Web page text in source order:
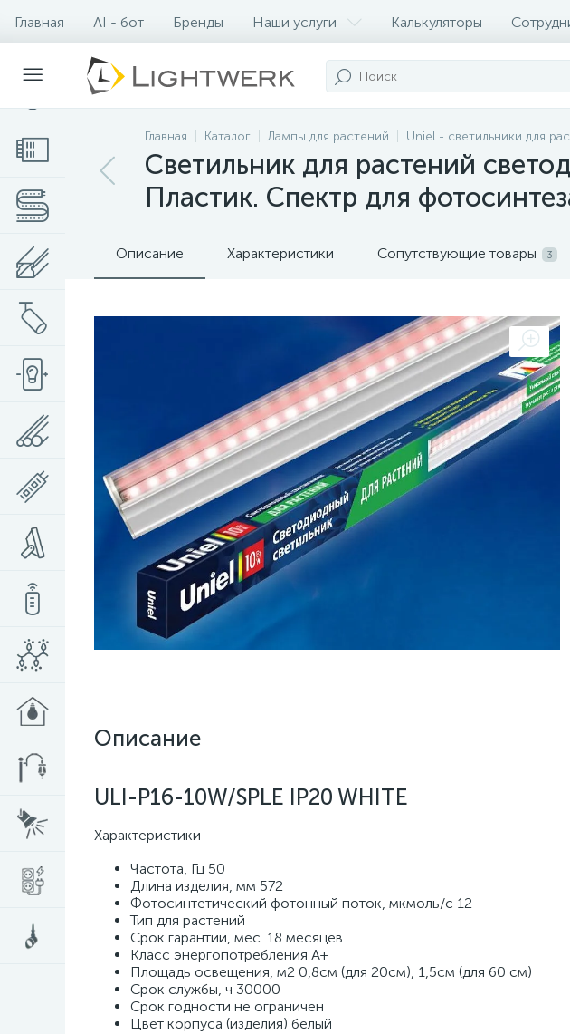
Главная AI - бот Бренды Наши услуги Калькуляторы
Контакты
Главная Каталог Лампы для растений Uniel - светильники для
Светильник для растений
Пластик. Спектр для
Описание Характеристики Сопутствующие товары 3
Описание
ULI-P16-10W/SPLE IP20 WHITE
Характеристики
Частота, Гц 50
Длина изделия, мм 572
Фотосинтетический фотонный поток, мкмоль/c 12
Тип для растений
Срок гарантии, мес. 18 месяцев
Класс энергопотребления A+
Площадь освещения, м2 0,8см (для 20см), 1,5см (для 60 см)
Срок службы, ч 30000
Срок годности не ограничен
Цвет корпуса (изделия) белый